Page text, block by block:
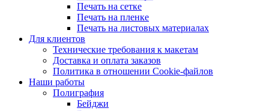
Печать на сетке
Печать на пленке
Печать на листовых материалах
Для клиентов
Технические требования к макетам
Доставка и оплата заказов
Политика в отношении Cookie-файлов
Наши работы
Полиграфия
Бейджи